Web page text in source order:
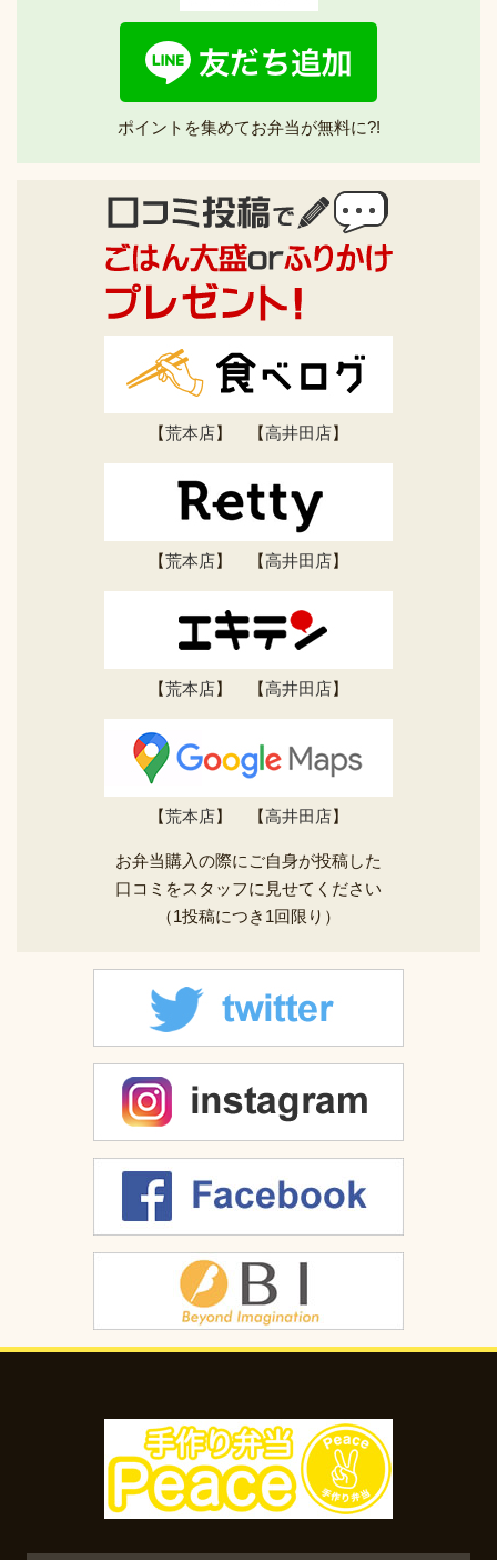
ポイントを集めてお弁当が無料に?!
【荒本店】 【高井田店】
【荒本店】 【高井田店】
【荒本店】 【高井田店】
【荒本店】 【高井田店】
お弁当購入の際にご自身が投稿した
口コミをスタッフに見せてください
（1投稿につき1回限り）